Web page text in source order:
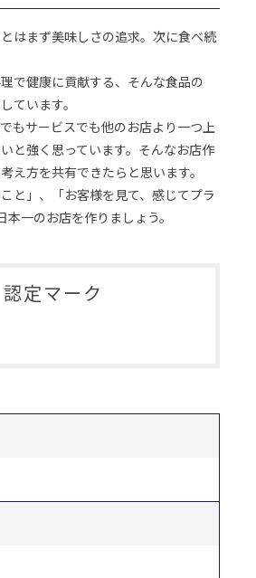
はまず美味しさの追求。次に食べ続
で健康に貢献する、そんな食品の
ています。
もサービスでも他のお店より一つ上
と強く思っています。そんなお店作
え方を共有できたらと思います。
と」、「お客様を見て、感じてプラ
一のお店を作りましょう。
認定マーク